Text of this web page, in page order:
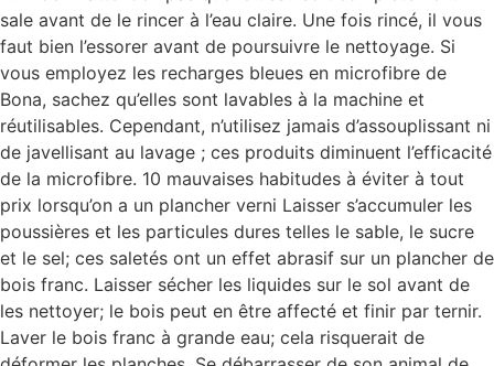
sale avant de le rincer à l’eau claire. Une fois rincé, il vous
faut bien l’essorer avant de poursuivre le nettoyage. Si
vous employez les recharges bleues en microfibre de
Bona, sachez qu’elles sont lavables à la machine et
réutilisables. Cependant, n’utilisez jamais d’assouplissant ni
de javellisant au lavage ; ces produits diminuent l’efficacité
de la microfibre. 10 mauvaises habitudes à éviter à tout
prix lorsqu’on a un plancher verni Laisser s’accumuler les
poussières et les particules dures telles le sable, le sucre
et le sel; ces saletés ont un effet abrasif sur un plancher de
bois franc. Laisser sécher les liquides sur le sol avant de
les nettoyer; le bois peut en être affecté et finir par ternir.
Laver le bois franc à grande eau; cela risquerait de